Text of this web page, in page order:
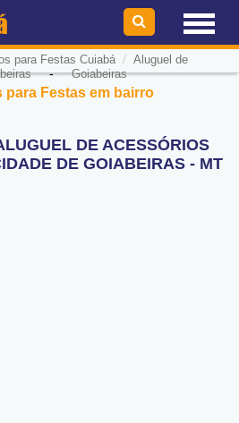
para Festas Cuiabá/ Aluguel de
-Goiabeiras
Festas em bairro
DE ACESSÓRIOS
DE GOIABEIRAS - MT